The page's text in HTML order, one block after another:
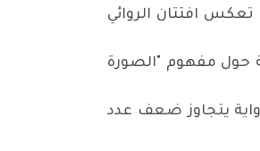
تعكس افتتان الروائي
حول مفهوم "الصورة
يتجاوز ضعف عدد